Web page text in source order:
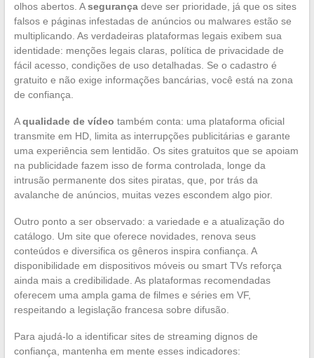
olhos abertos. Asegurançadeve ser prioridade, já que os sites
falsos e páginas infestadas de anúncios ou malwares estão se
multiplicando. As verdadeiras plataformas legais exibem sua
identidade: menções legais claras, política de privacidade de
fácil acesso, condições de uso detalhadas. Se o cadastro é
gratuito e não exige informações bancárias, você está na zona
de confiança.
Aqualidade de vídeo também conta: uma plataforma oficial
transmite em HD, limita as interrupções publicitárias e garante
uma experiência sem lentidão. Os sites gratuitos que se apoiam
na publicidade fazem isso de forma controlada, longe da
intrusão permanente dos sites piratas, que, por trás da
avalanche de anúncios, muitas vezes escondem algo pior.
Outro ponto a ser observado: a variedade e a atualização do
catálogo. Um site que oferece novidades, renova seus
conteúdos e diversifica os gêneros inspira confiança. A
disponibilidade em dispositivos móveis ou smart TVs reforça
ainda mais a credibilidade. As plataformas recomendadas
oferecem uma ampla gama de filmes e séries em VF,
respeitando a legislação francesa sobre difusão.
Para ajudá-lo a identificar sites de streaming dignos de
confiança, mantenha em mente esses indicadores: